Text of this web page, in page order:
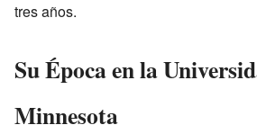
tres años.
Su Época en la
Minnesota